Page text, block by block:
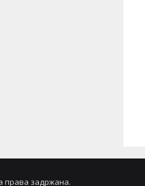
права задржана.